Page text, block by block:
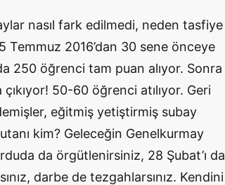
nasıl fark edilmedi, neden tasfiye
2016’dan 30 sene önceye
250 öğrenci tam puan alıyor. Sonra
50-60 öğrenci atılıyor. Geri
eğitmiş yetiştirmiş subay
kim? Geleceğin Genelkurmay
da örgütlenirsiniz, 28 Şubat’ı da
darbe de tezgahlarsınız. Kendini